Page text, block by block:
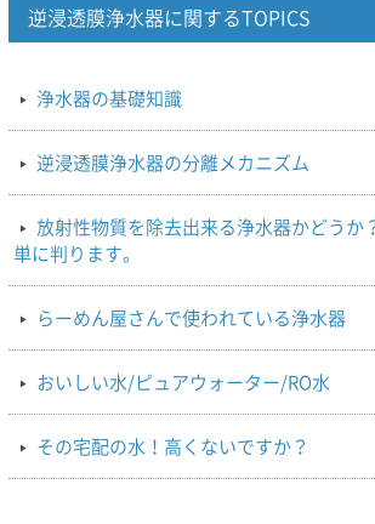
逆浸透膜浄水器に関するTOPICS
浄水器の基礎知識
逆浸透膜浄水器の分離メカニズム
放射性物質を除去出来る浄水器かどうか
単に判ります。
らーめん屋さんで使われている浄水器
おいしい水/ピュアウォーター/RO水
その宅配の水！高くないですか？